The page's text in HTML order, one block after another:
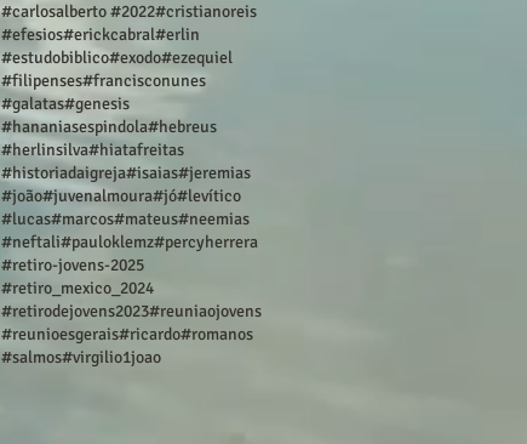
#carlosalberto #2022#cristianoreis
#efesios#erickcabral#erlin
#estudobiblico#exodo#ezequiel
#filipenses#francisconunes
#galatas#genesis
#hananiasespindola#hebreus
#herlinsilva#hiatafreitas
#historiadaigreja#isaias#jeremias
#joão#juvenalmoura#jó#levítico
#lucas#marcos#mateus#neemias
#neftali#pauloklemz#percyherrera
#retiro-jovens-2025
#retiro_mexico_2024
#retirodejovens2023#reuniaojovens
#reunioesgerais#ricardo#romanos
#salmos#virgilio1joao